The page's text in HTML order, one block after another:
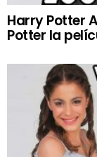
Harry Potter
Potter la